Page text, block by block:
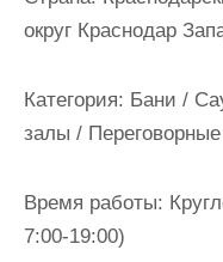
округ Краснодар
Категория: Бани /
залы /
Время работы:
7:00-19:00)